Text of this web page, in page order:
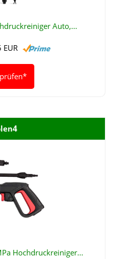
Auto,...
4
Hochdruckreiniger...